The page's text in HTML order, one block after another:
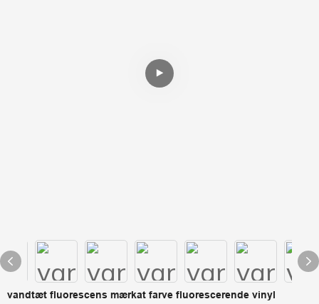
vandtæt fluorescens mærkat farve fluorescerende vinyl